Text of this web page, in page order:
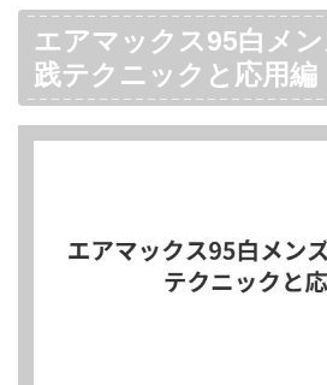
エアマックス95白メ
践テクニックと応用編